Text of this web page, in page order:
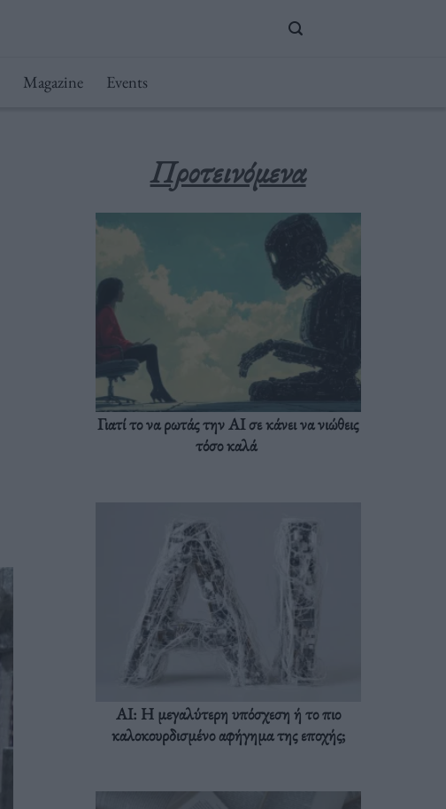
Magazine Events
Προτεινόμενα
Γιατί το να ρωτάς την AI σε κάνει να νιώθεις
τόσο καλά
AI: Η μεγαλύτερη υπόσχεση ή το πιο
καλοκουρδισμένο αφήγημα της εποχής;